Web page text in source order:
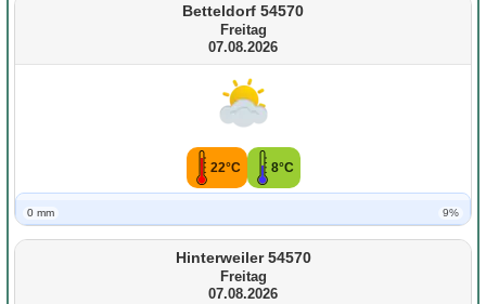
Betteldorf 54570
Freitag
07.08.2026
22°C 8°C
0 mm 9%
Hinterweiler 54570
Freitag
07.08.2026